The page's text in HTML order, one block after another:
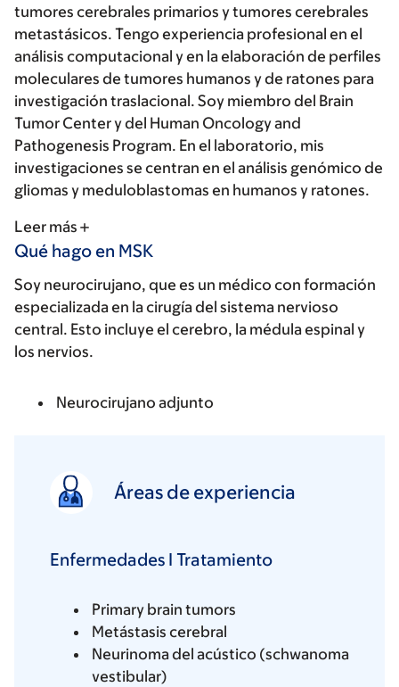
tumores cerebrales primarios y tumores cerebrales
metastásicos. Tengo experiencia profesional en el
análisis computacional y en la elaboración de perfiles
moleculares de tumores humanos y de ratones para
investigación traslacional. Soy miembro del Brain
Tumor Center y del Human Oncology and
Pathogenesis Program. En el laboratorio, mis
investigaciones se centran en el análisis genómico de
gliomas y meduloblastomas en humanos y ratones.
Leer más
Qué hago en MSK
Soy neurocirujano, que es un médico con formación
especializada en la cirugía del sistema nervioso
central. Esto incluye el cerebro, la médula espinal y
los nervios.
Neurocirujano adjunto
Áreas de experiencia
Enfermedades I Tratamiento
Primary brain tumors
Metástasis cerebral
Neurinoma del acústico (schwanoma
vestibular)